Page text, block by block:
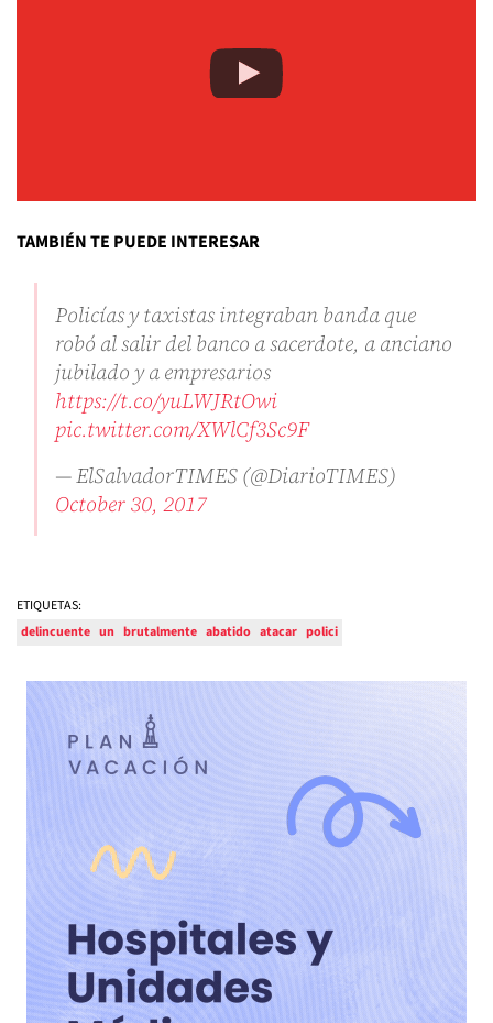
TAMBIÉN TE PUEDE INTERESAR
Policías y taxistas integraban banda que
robó al salir del banco a sacerdote, a anciano
jubilado y a empresarios
https://t.co/yuLWJRtOwi
pic.twitter.com/XWlCf3Sc9F
— ElSalvadorTIMES (@DiarioTIMES)
October 30, 2017
ETIQUETAS:
delincuente un brutalmente abatido atacar polici